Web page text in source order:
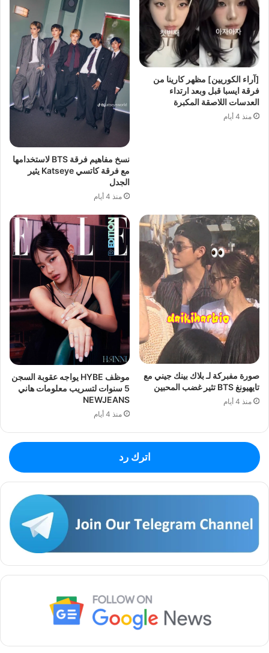
[آراء الكوريين] مظهر كارينا من
فرقة ايسبا قبل وبعد ارتداء
العدسات اللاصقة المكبرة
منذ 4 أيام
نسخ مفاهيم فرقة BTS لاستخدامها
مع فرقة كاتسي Katseye يثير
الجدل
منذ 4 أيام
صورة مفبركة لـ بلاك بينك جيني مع
تايهيونغ BTS تثير غضب المحبين
منذ 4 أيام
موظف HYBE يواجه عقوبة السجن
5 سنوات لتسريب معلومات هاني
NEWJEANS
منذ 4 أيام
اترك رد